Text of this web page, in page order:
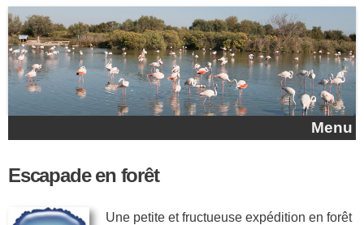
Aller au contenu principal
Menu
Escapade en forêt
Une petite et fructueuse expédition en forêt